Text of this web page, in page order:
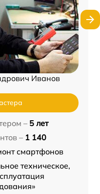
Иванов
– 5 лет
– 1 140
смартфонов
техническое,